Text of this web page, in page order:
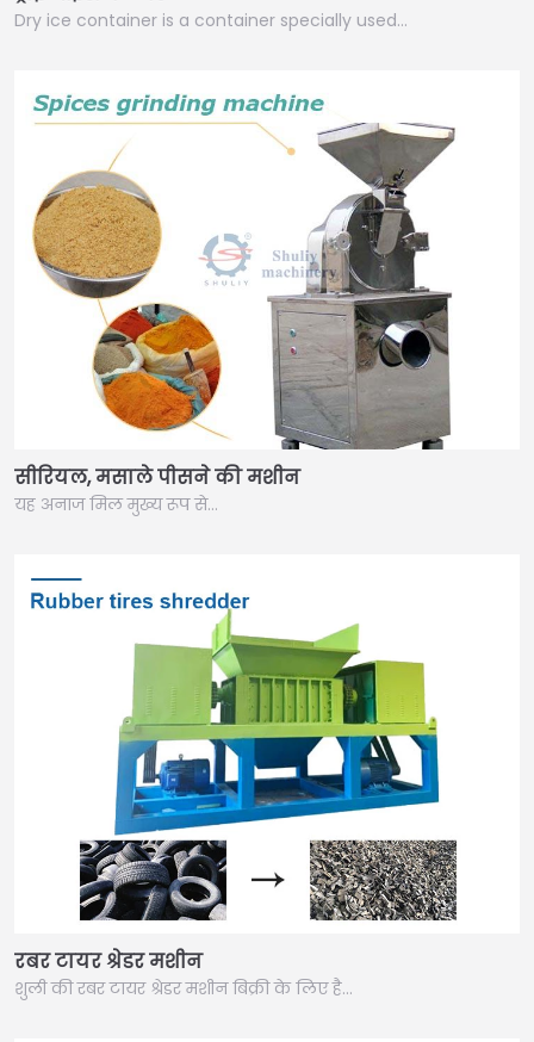
Dry ice container is a container specially used…
सीरियल, मसाले पीसने की मशीन
यह अनाज मिल मुख्य रूप से…
रबर टायर श्रेडर मशीन
शुली की रबर टायर श्रेडर मशीन बिक्री के लिए है…